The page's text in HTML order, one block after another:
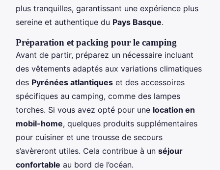
plus tranquilles, garantissant une expérience plus
sereine et authentique du Pays Basque.
Préparation et packing pour le camping
Avant de partir, préparez un nécessaire incluant
des vêtements adaptés aux variations climatiques
des Pyrénées atlantiques et des accessoires
spécifiques au camping, comme des lampes
torches. Si vous avez opté pour une location en
mobil-home, quelques produits supplémentaires
pour cuisiner et une trousse de secours
s’avèreront utiles. Cela contribue à un séjour
confortable au bord de l’océan.